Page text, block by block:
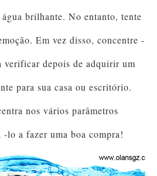
brilhante. No entanto, tente
Em vez disso, concentre -
verificar depois de adquirir um
para sua casa ou escritório.
nos vários parâmetros
-lo a fazer uma boa compra!